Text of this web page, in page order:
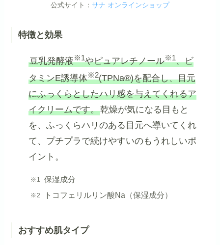
公式サイト： サナ オンラインショップ
特徴と効果
豆乳発酵液※1やピュアレチノール※1、ビ
タミンE誘導体※2(TPNa®)を配合し、目元
にふっくらとしたハリ感を与えてくれるア
イクリームです。乾燥が気になる目もと
を、ふっくらハリのある目元へ導いてくれ
て、プチプラで続けやすいのもうれしいポ
イント。
保湿成分
トコフェリルリン酸Na（保湿成分）
おすすめ肌タイプ